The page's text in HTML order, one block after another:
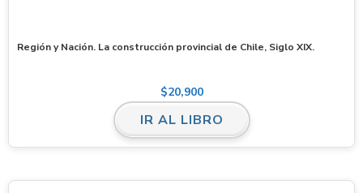
Región y Nación. La construcción provincial de Chile, Siglo XIX.
$20,900
IR AL LIBRO